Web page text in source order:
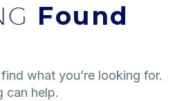
Found
what you’re looking for.
can help.